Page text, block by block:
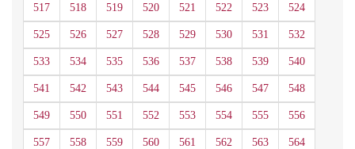
517 518 519 520 521 522 523 524
525 526 527 528 529 530 531 532
533 534 535 536 537 538 539 540
541 542 543 544 545 546 547 548
549 550 551 552 553 554 555 556
557 558 559 560 561 562 563 564